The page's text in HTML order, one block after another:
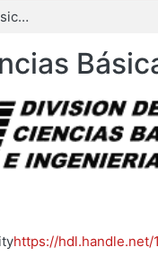
División de Ciencias Básicas e Ingeniería
https://hdl.handle.net/